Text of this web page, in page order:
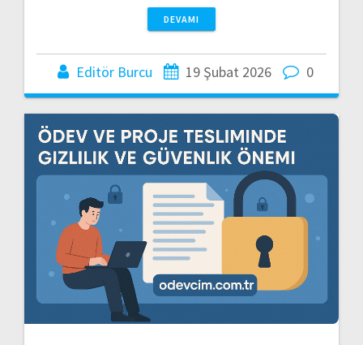
DEVAMI
Editör Burcu 19 Şubat 2026 0